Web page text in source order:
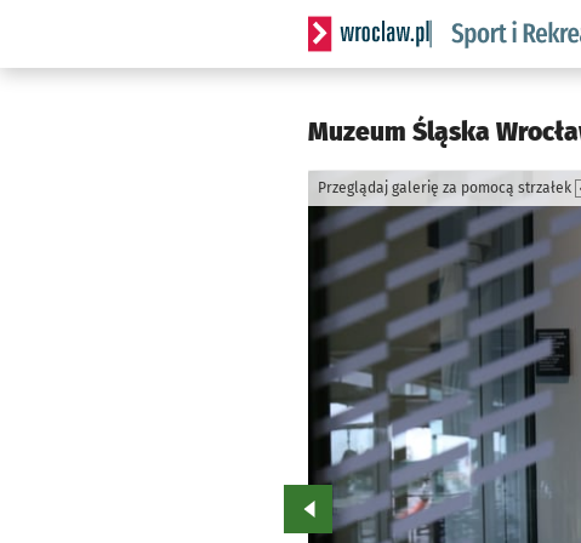
Serwis informacyjny
Muzeum Śląska
Przeglądaj galerię za pomocą strzałek
Przejdź do poprzedniego